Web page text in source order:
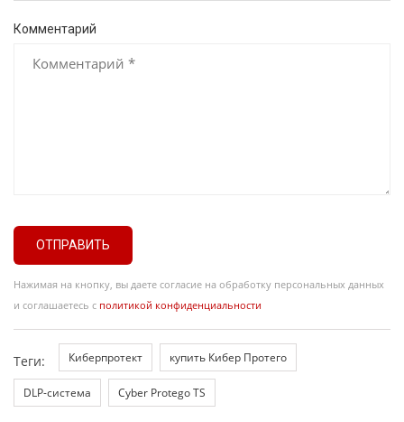
Комментарий
ОТПРАВИТЬ
Нажимая на кнопку, вы даете согласие на обработку персональных данных
и соглашаетесь с политикой конфиденциальности
Теги: Киберпротект купить Кибер Протего
DLP-система Cyber Protego TS